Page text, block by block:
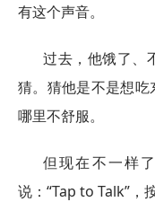
有这个声音。
过去，他饿了、
猜。猜他是不是想
哪里不舒服。
但现在不一样
说：“Tap to Talk”，